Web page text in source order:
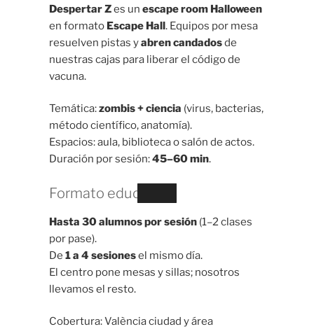
Despertar Zes un escape room Halloween
en formato Escape Hall. Equipos por mesa
resuelven pistas yabren candadosde
nuestras cajas para liberar el código de
vacuna.
Temática:zombis + ciencia (virus, bacterias,
método científico, anatomía).
Espacios: aula, biblioteca o salón de actos.
Duración por sesión:45–60 min.
Formato educativo
Hasta 30 alumnos por sesión (1–2 clases
por pase).
De 1 a 4 sesionesel mismo día.
El centro pone mesas y sillas; nosotros
llevamos el resto.
Cobertura: València ciudad y área